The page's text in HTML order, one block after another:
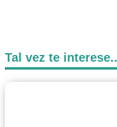
Tal vez te